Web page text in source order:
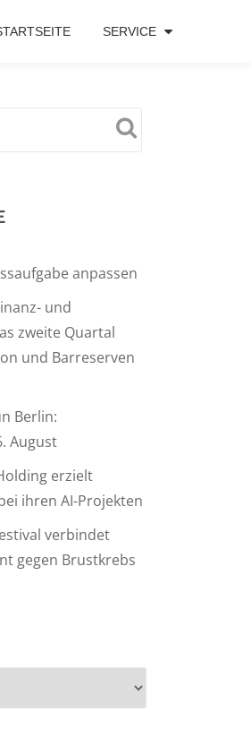
SERVICE
anpassen
und
zweite Quartal
und Barreserven
Berlin:
August
erzielt
ihren AI-Projekten
verbindet
gegen Brustkrebs